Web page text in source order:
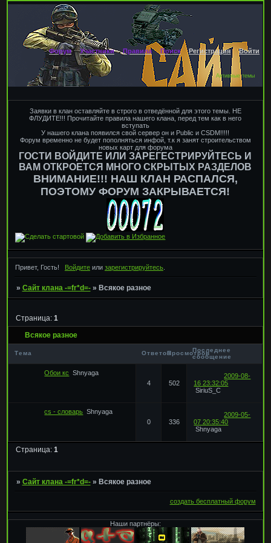
Форум Участники Правила Поиск Регистрация Войти
Активные темы
Заявки в клан оставляйте в строго в отведённой для этого темы. НЕ
ФЛУДИТЕ!!! Прочитайте правила нашего клана, перед тем как в него
вступать
У нашего клана появился свой сервер он и Public и CSDM!!!!!
Форум временно не будет пополняться инфой, т.к я занят строительством
новых карт для форума
ГОСТИ ВОЙДИТЕ ИЛИ ЗАРЕГЕСТРИРУЙТЕСЬ И
ВАМ ОТКРОЕТСЯ МНОГО СКРЫТЫХ РАЗДЕЛОВ
ВНИМАНИЕ!!! НАШ КЛАН РАСПАЛСЯ,
ПОЭТОМУ ФОРУМ ЗАКРЫВАЕТСЯ!
Привет, Гость! Войдитеили зарегистрируйтесь.
» Сайт клана -=fr*d=- » Всякое разное
Всякое разное
Страница: 1
Тема ОтветовПросмотровПоследнее
сообщение
Обои кс
Shnyaga
4
502
2009-08-
16 23:32:05
SiriuS_C
cs - словарь Shnyaga
0
336
2009-05-
07 20:35:40
Shnyaga
Страница: 1
» Сайт клана -=fr*d=- » Всякое разное
создать бесплатный форум
Наши партнёры: